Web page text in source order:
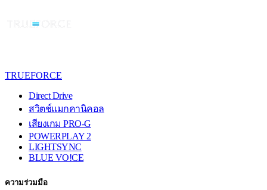
TRUEFORCE
Direct Drive
สวิตช์แมกคานิคอล
เสียงเกม PRO-G
POWERPLAY 2
LIGHTSYNC
BLUE VO!CE
ความร่วมมือ